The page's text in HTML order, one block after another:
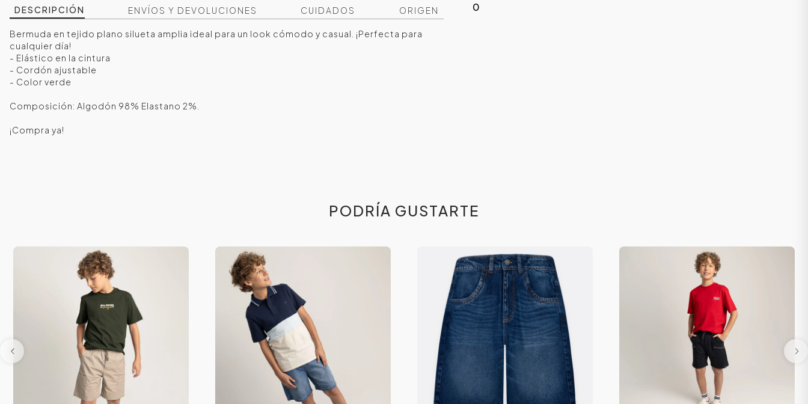
DESCRIPCIÓN ENVÍOS Y DEVOLUCIONES CUIDADOS ORIGEN
Bermuda en tejido plano silueta amplia ideal para un look cómodo y casual. ¡Perfecta para
cualquier día!
- Elástico en la cintura
- Cordón ajustable
- Color verde
Composición: Algodón 98% Elastano 2%.
¡Compra ya!
0
PODRÍA GUSTARTE